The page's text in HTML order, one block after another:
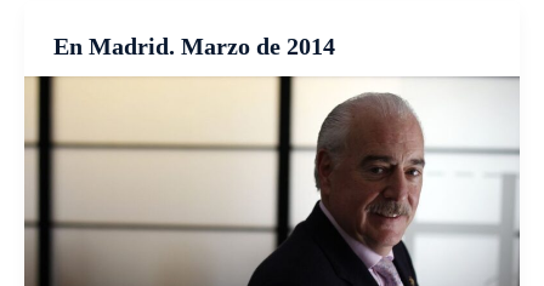
En Madrid. Marzo de 2014